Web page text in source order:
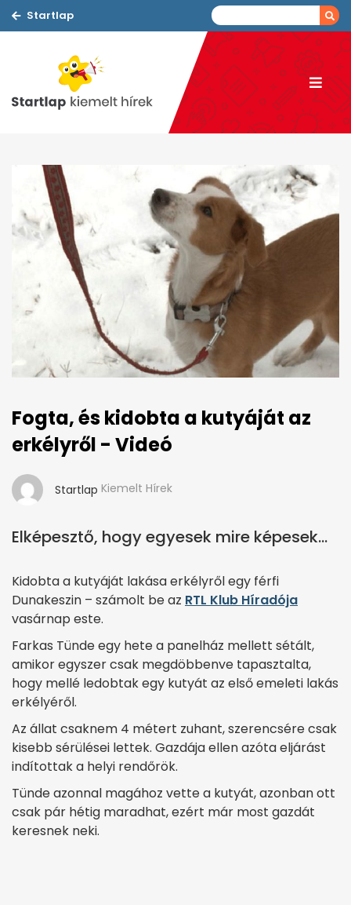
Startlap
Fogta, és kidobta a kutyáját az
erkélyről - Videó
Startlap Kiemelt Hírek
Elképesztő, hogy egyesek mire képesek...
Kidobta a kutyáját lakása erkélyről egy férfi
Dunakeszin – számolt be az RTL Klub Híradója
vasárnap este.
Farkas Tünde egy hete a panelház mellett sétált,
amikor egyszer csak megdöbbenve tapasztalta,
hogy mellé ledobtak egy kutyát az első emeleti lakás
erkélyéről.
Az állat csaknem 4 métert zuhant, szerencsére csak
kisebb sérülései lettek. Gazdája ellen azóta eljárást
indítottak a helyi rendőrök.
Tünde azonnal magához vette a kutyát, azonban ott
csak pár hétig maradhat, ezért már most gazdát
keresnek neki.